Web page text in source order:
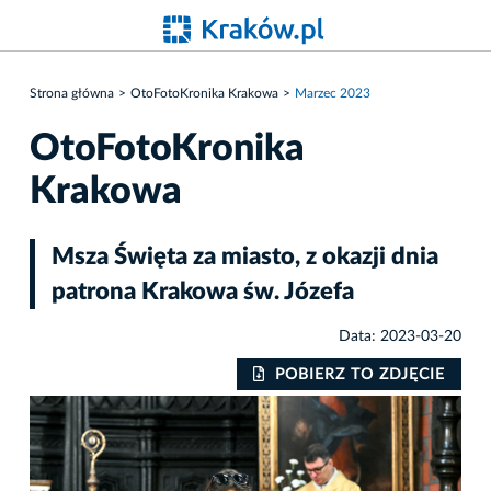
Strona główna OtoFotoKronika Krakowa Marzec 2023
OtoFotoKronika
Krakowa
Msza Święta za miasto, z okazji dnia
patrona Krakowa św. Józefa
Data: 2023-03-20
POBIERZ TO ZDJĘCIE